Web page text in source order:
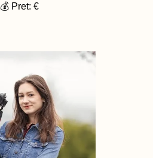
💰 Pret: €